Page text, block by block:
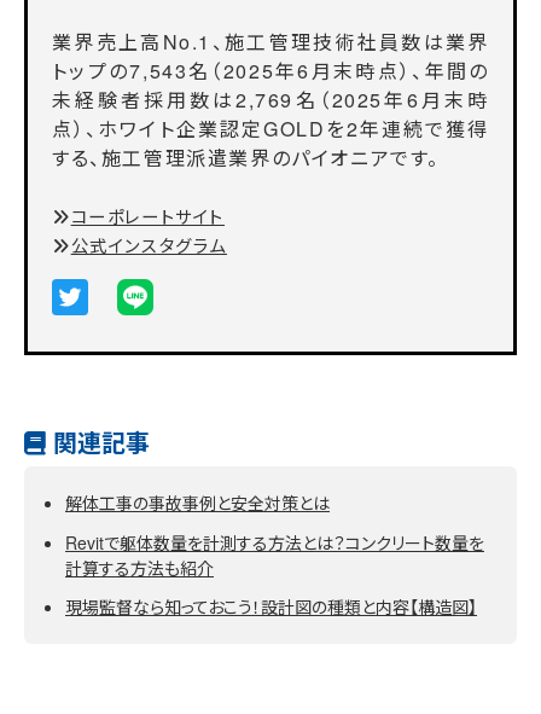
業界売上高No.1、施工管理技術社員数は業界
トップの7,543名（2025年6月末時点）、年間の
未経験者採用数は2,769名（2025年6月末時
点）、ホワイト企業認定GOLDを2年連続で獲得
する、施工管理派遣業界のパイオニアです。
コーポレートサイト
公式インスタグラム
関連記事
解体工事の事故事例と安全対策とは
Revitで躯体数量を計測する方法とは？コンクリート数量を
計算する方法も紹介
現場監督なら知っておこう！設計図の種類と内容【構造図】